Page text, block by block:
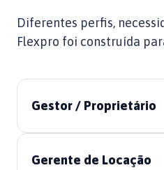
Diferentes perfis,
Flexpro foi construída
Gestor / Proprietário
Gerente de Locação